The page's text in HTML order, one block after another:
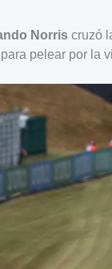
Norriscruzó
pelear por la